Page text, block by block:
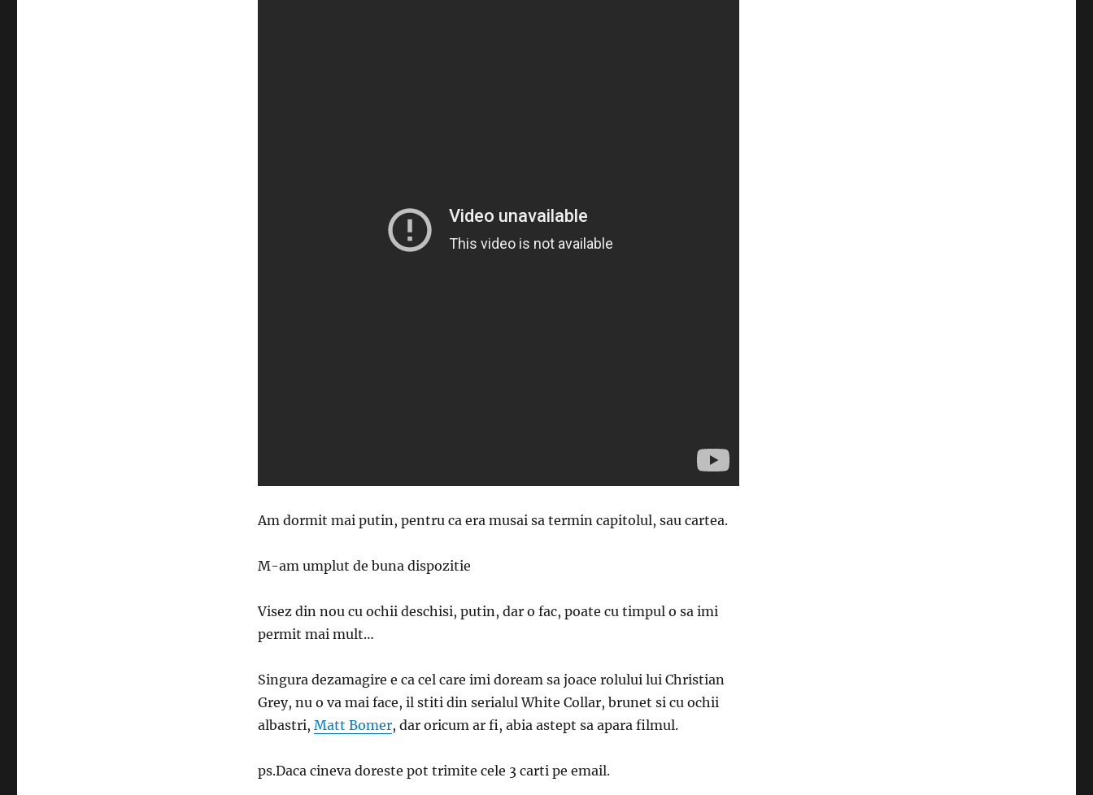
Am dormit mai putin, pentru ca era musai sa termin capitolul, sau cartea.
M-am umplut de buna dispozitie
Visez din nou cu ochii deschisi, putin, dar o fac, poate cu timpul o sa imi
permit mai mult…
Singura dezamagire e ca cel care imi doream sa joace rolului lui Christian
Grey, nu o va mai face, il stiti din serialul White Collar, brunet si cu ochii
albastri, Matt Bomer, dar oricum ar fi, abia astept sa apara filmul.
ps.Daca cineva doreste pot trimite cele 3 carti pe email.